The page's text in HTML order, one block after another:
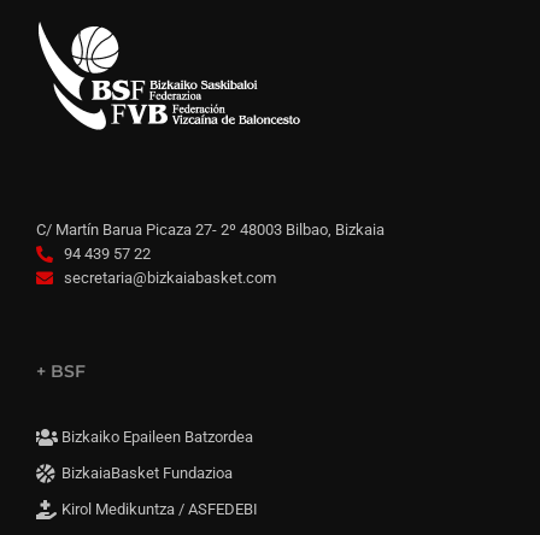
C/ Martín Barua Picaza 27- 2º 48003 Bilbao, Bizkaia
94 439 57 22
secretaria@bizkaiabasket.com
+ BSF
Bizkaiko Epaileen Batzordea
BizkaiaBasket Fundazioa
Kirol Medikuntza / ASFEDEBI